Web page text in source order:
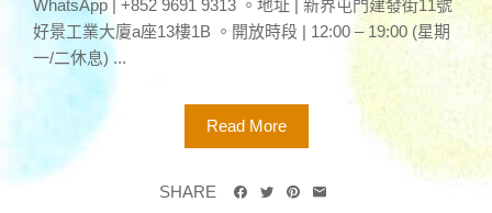
WhatsApp | +852 9691 9313 。地址 | 新界屯門建發街11號
好景工業大廈a座13樓1B 。開放時段 | 12:00 – 19:00 (星期
一/二休息) ...
Read More
SHARE